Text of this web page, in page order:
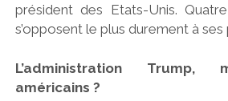
président des Etats-Unis.
s’opposent le plus durement à ses
L’administration Trump,
américains ?